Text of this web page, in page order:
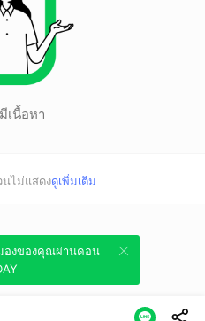
เนื้อหา
นไม่แสดงดูเพิ่มเติม
เทนต์นี้บน
องของคุณผ่านคอน